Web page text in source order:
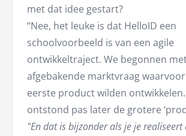
met dat idee gestart?
“Nee, het leuke is dat HelloID een
schoolvoorbeeld is van een agile
ontwikkeltraject. We begonnen
afgebakende marktvraag
eerste product wilden
ontstond pas later de grotere
"En dat is bijzonder als je je realiseert